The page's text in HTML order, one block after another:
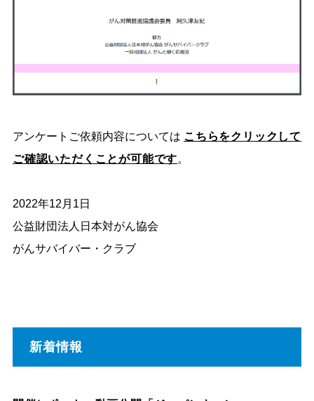
アンケートご依頼内容については こちらをクリックして
ご確認いただくことが可能です。
2022年12月1日
公益財団法人日本対がん協会
がんサバイバー・クラブ
新着情報